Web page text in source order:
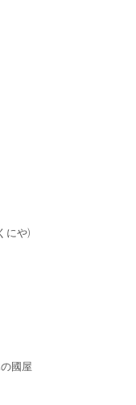
にや)
國屋